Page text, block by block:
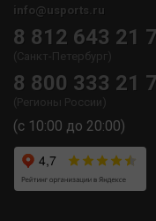
info@usports.ru
8 812 643 21
(Санкт-Петербург)
8 800 333 21
(Регионы России)
(с 10:00 до 20:00)